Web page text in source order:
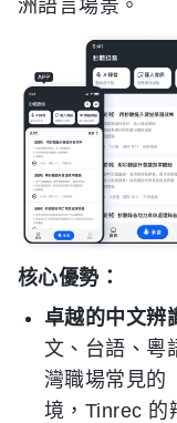
洲語言場景。
核心優勢：
卓越的中文辨
文、台語、粵
灣職場常見的
境，Tinrec 的